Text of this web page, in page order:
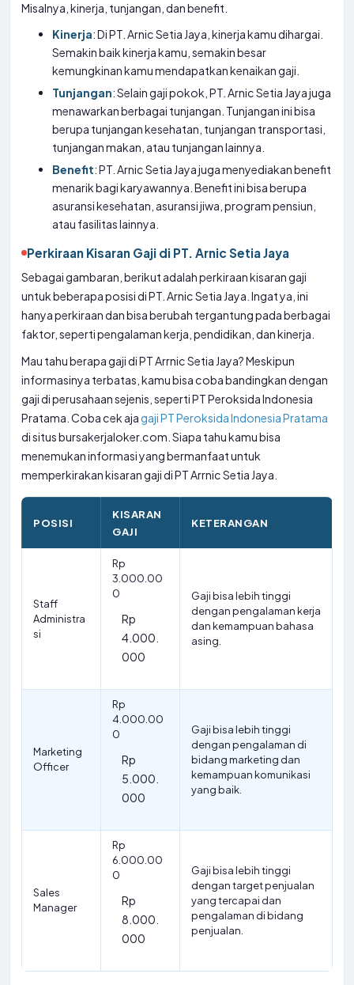
Misalnya, kinerja, tunjangan, dan benefit.
Kinerja: Di PT. Arnic Setia Jaya, kinerja kamu dihargai.
Semakin baik kinerja kamu, semakin besar
kemungkinan kamu mendapatkan kenaikan gaji.
Tunjangan: Selain gaji pokok, PT. Arnic Setia Jaya juga
menawarkan berbagai tunjangan. Tunjangan ini bisa
berupa tunjangan kesehatan, tunjangan transportasi,
tunjangan makan, atau tunjangan lainnya.
Benefit: PT. Arnic Setia Jaya juga menyediakan benefit
menarik bagi karyawannya. Benefit ini bisa berupa
asuransi kesehatan, asuransi jiwa, program pensiun,
atau fasilitas lainnya.
Perkiraan Kisaran Gaji di PT. Arnic Setia Jaya
Sebagai gambaran, berikut adalah perkiraan kisaran gaji
untuk beberapa posisi di PT. Arnic Setia Jaya. Ingat ya, ini
hanya perkiraan dan bisa berubah tergantung pada berbagai
faktor, seperti pengalaman kerja, pendidikan, dan kinerja.
Mau tahu berapa gaji di PT Arrnic Setia Jaya? Meskipun
informasinya terbatas, kamu bisa coba bandingkan dengan
gaji di perusahaan sejenis, seperti PT Peroksida Indonesia
Pratama. Coba cek aja gaji PT Peroksida Indonesia Pratama
di situs bursakerjaloker.com. Siapa tahu kamu bisa
menemukan informasi yang bermanfaat untuk
memperkirakan kisaran gaji di PT Arrnic Setia Jaya.
POSISI
KISARAN
GAJI
KETERANGAN
Staff
Administra
si
Rp
3.000.00
0
Rp
4.000.
000
Gaji bisa lebih tinggi
dengan pengalaman kerja
dan kemampuan bahasa
asing.
Marketing
Officer
Rp
4.000.00
0
Rp
5.000.
000
Gaji bisa lebih tinggi
dengan pengalaman di
bidang marketing dan
kemampuan komunikasi
yang baik.
Sales
Manager
Rp
6.000.00
0
Rp
8.000.
000
Gaji bisa lebih tinggi
dengan target penjualan
yang tercapai dan
pengalaman di bidang
penjualan.